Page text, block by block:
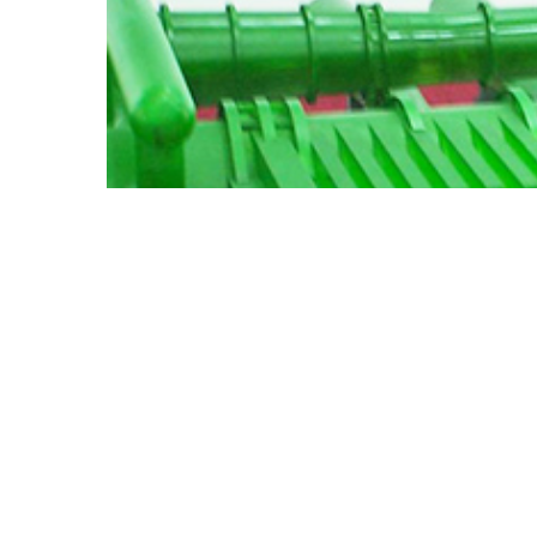
成都消防训练设备